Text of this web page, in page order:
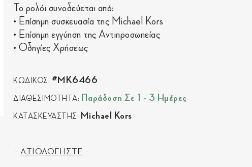
Το ρολόι συνοδεύεται από:
• Επίσημη συσκευασία της Michael Kors
• Επίσημη εγγύηση της Αντιπροσωπείας
• Οδηγίες Χρήσεως
ΚΩΔΙΚΟΣ: #MK6466
ΔΙΑΘΕΣΙΜΟΤΗΤΑ: Παράδοση Σε 1 - 3 Ημέρες
ΚΑΤΑΣΚΕΥΑΣΤΗΣ: Michael Kors
ΑΞΙΟΛΟΓΗΣΤΕ